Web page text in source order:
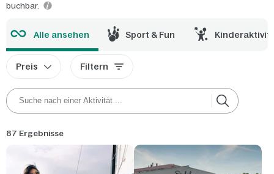
buchbar.
Alle ansehen Sport & Fun
Preis Filtern
87 Ergebnisse